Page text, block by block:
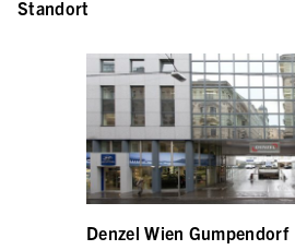
Standort
Denzel Wien Gumpendorf